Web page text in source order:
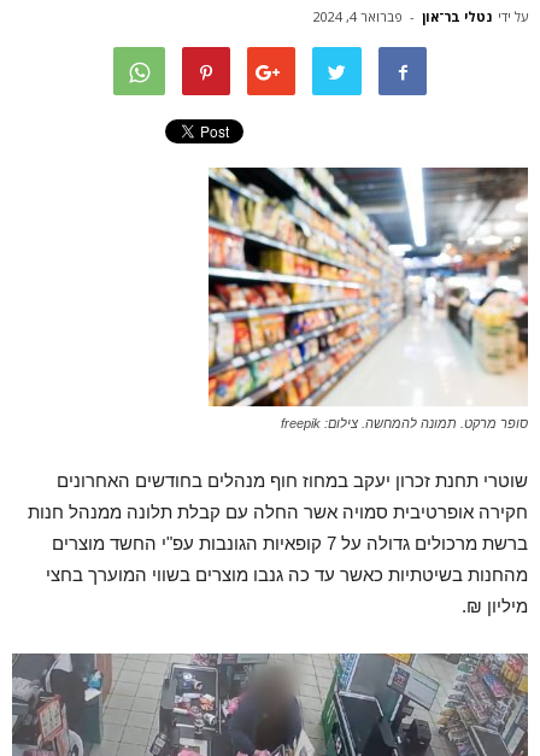
על ידי נטלי בר־און - פברואר 4, 2024
סופר מרקט. תמונה להמחשה. צילום: freepik
שוטרי תחנת זכרון יעקב במחוז חוף מנהלים בחודשים האחרונים
חקירה אופרטיבית סמויה אשר החלה עם קבלת תלונה ממנהל חנות
ברשת מרכולים גדולה על 7 קופאיות הגונבות עפ"י החשד מוצרים
מהחנות בשיטתיות כאשר עד כה גנבו מוצרים בשווי המוערך בחצי
מיליון ₪.